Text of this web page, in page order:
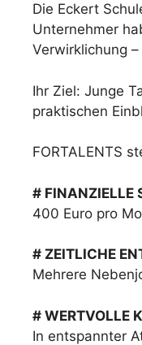
Die Eckert
Unternehmer
Verwirklichung
Ihr Ziel: Junge
praktischen
FORTALENTS
# FINANZIELLE
400 Euro pro
# ZEITLICHE
Mehrere
# WERTVOLLE
In entspannter